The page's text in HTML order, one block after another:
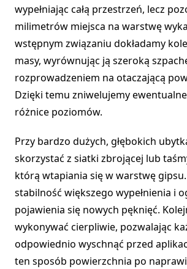
wypełniając całą przestrzeń, lecz
milimetrów miejsca na warstwę
wstępnym związaniu dokładamy
masy, wyrównując ją szeroką
rozprowadzeniem na otaczającą
Dzięki temu zniwelujemy
różnice poziomów.
Przy bardzo dużych, głębokich
skorzystać z siatki zbrojącej lub
którą wtapiania się w warstwę
stabilność większego wypełnienia i
pojawienia się nowych pęknięć.
wykonywać cierpliwie, pozwalając
odpowiednio wyschnąć przed
ten sposób powierzchnia po